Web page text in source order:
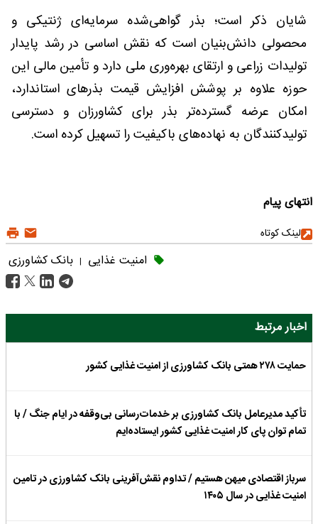
شایان ذکر است؛ بذر گواهی‌شده سرمایه‌ای ژنتیکی و
محصولی دانش‌بنیان است که نقش اساسی در رشد پایدار
تولیدات زراعی و ارتقای بهره‌وری ملی دارد و تأمین مالی این
حوزه علاوه بر پوشش افزایش قیمت بذرهای استاندارد،
امکان عرضه گسترده‌تر بذر برای کشاورزان و دسترسی
تولیدکنندگان به نهاده‌های باکیفیت را تسهیل کرده است.
انتهای پیام
لینک کوتاه
امنیت غذایی | بانک کشاورزی
اخبار مرتبط
حمایت ۲۷۸ همتی بانک کشاورزی از امنیت غذایی کشور
تأکید مدیرعامل بانک کشاورزی بر خدمات‌رسانی بی‌وقفه در ایام جنگ / با
تمام توان پای کار امنیت غذایی کشور ایستاده‌ایم
سرباز اقتصادی میهن هستیم / تداوم نقش‌آفرینی بانک کشاورزی در تامین
امنیت غذایی در سال ۱۴۰۵